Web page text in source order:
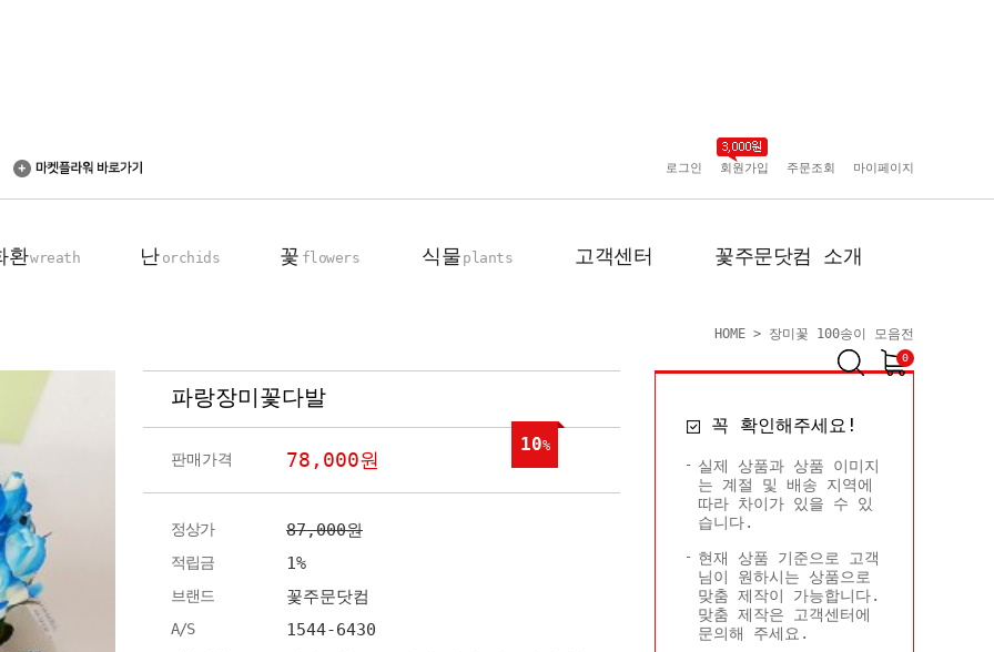
로그인 회원가입 주문조회 마이페이지
환wreath 난 orchids 꽃 flowers 식물 plants 고객센터 꽃주문닷컴 소개
0
동양란
서양란
꽃다발
꽃바구니
장미100송이
관엽 식물
포토리뷰
회사 연혁
플로플로소개
회원사 현황
콜롬비아현황
HOME > 장미꽃 100송이 모음전
꼭 확인해주세요!
실제 상품과 상품 이미지
는 계절 및 배송 지역에
따라 차이가 있을 수 있
습니다.
현재 상품 기준으로 고객
님이 원하시는 상품으로
맞춤 제작이 가능합니다.
맞춤 제작은 고객센터에
문의해 주세요.
파랑장미꽃다발
판매가격 78,000원
10%
정상가 87,000원
적립금 1%
브랜드 꽃주문닷컴
A/S 1544-6430